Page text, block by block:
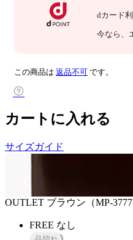
dカード利
今なら
この商品は 返品不可 です。
カートに入れる
サイズガイド
OUTLET ブラウン（MP-3777-
FREE なし